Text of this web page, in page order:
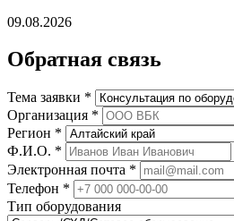
09.08.2026
Обратная связь
Тема заявки *
Организация *
Регион *
Ф.И.О. *
Электронная почта *
Телефон *
Тип оборудования